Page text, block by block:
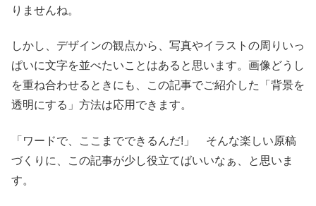
りませんね。
しかし、デザインの観点から、写真やイラストの周りいっ
ぱいに文字を並べたいことはあると思います。画像どうし
を重ね合わせるときにも、この記事でご紹介した「背景を
透明にする」方法は応用できます。
「ワードで、ここまでできるんだ!」 そんな楽しい原稿
づくりに、この記事が少し役立てばいいなぁ、と思いま
す。